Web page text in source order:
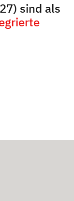
sind als